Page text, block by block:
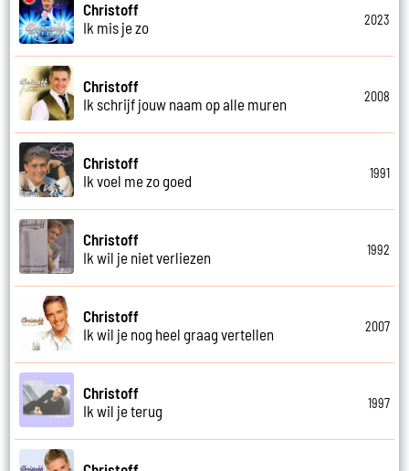
Christoff
Ik mis je zo
2023
Christoff
Ik schrijf jouw naam op alle muren
2008
Christoff
Ik voel me zo goed
1991
Christoff
Ik wil je niet verliezen
1992
Christoff
Ik wil je nog heel graag vertellen
2007
Christoff
Ik wil je terug
1997